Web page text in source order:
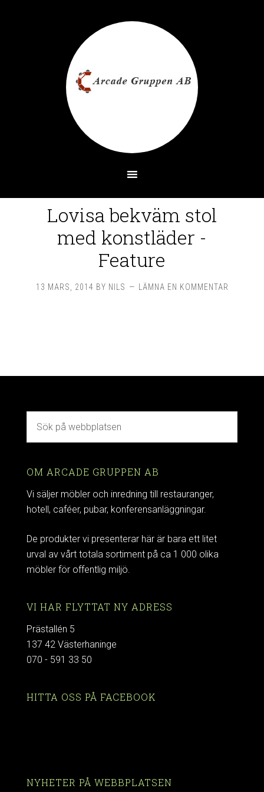
Lovisa bekväm stol
med konstläder -
Feature
13 MARS, 2014 BY NILS LÄMNA EN KOMMENTAR
OM ARCADE GRUPPEN AB
Vi säljer möbler och inredning till restauranger,
hotell, caféer, pubar, konferensanläggningar.
De produkter vi presenterar här är bara ett litet
urval av vårt totala sortiment på ca 1 000 olika
möbler för offentlig miljö.
VI HAR FLYTTAT NY ADRESS
Prästallén 5
137 42 Västerhaninge
070 - 591 33 50
HITTA OSS PÅ FACEBOOK
NYHETER PÅ WEBBPLATSEN